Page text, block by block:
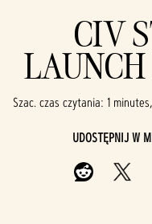
CIV
LAUNCH
Szac. czas czytania 1
UDOSTĘPNIJ W